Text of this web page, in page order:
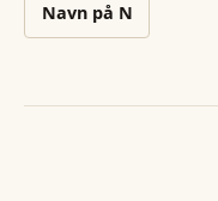
Navn på N